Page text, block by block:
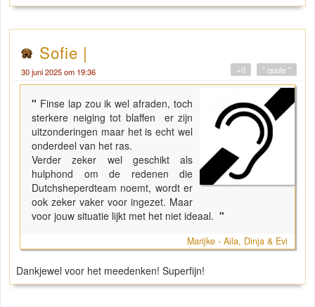
Sofie |
30 juni 2025 om 19:36 " quote "
+0
" Finse lap zou ik wel afraden, toch
sterkere neiging tot blaffen er zijn
uitzonderingen maar het is echt wel
onderdeel van het ras.
Verder zeker wel geschikt als
hulphond om de redenen die
Dutchsheperdteam noemt, wordt er
ook zeker vaker voor ingezet. Maar
voor jouw situatie lijkt met het niet ideaal. "
Marijke - Aila, Dinja & Evi
Dankjewel voor het meedenken! Superfijn!